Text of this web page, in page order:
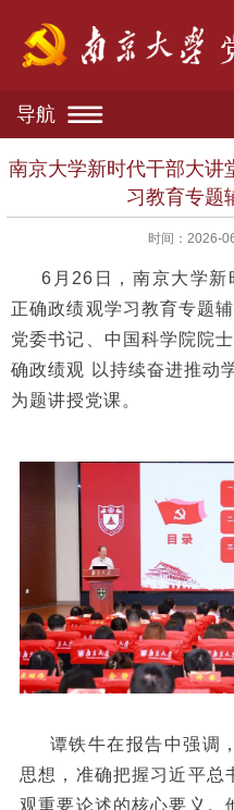
导航
南京大学新时代干部大讲
习教育专题
时间：2026-
6月26日，南京大学新
正确政绩观学习教育专题
党委书记、中国科学院院
确政绩观 以持续奋进推动
为题讲授党课。
谭铁牛在报告中强调
思想，准确把握习近平总
观重要论述的核心要义。